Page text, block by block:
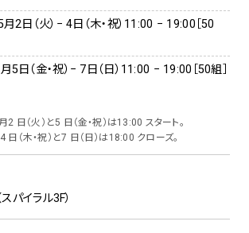
2日（火）− 4日（木・祝）11:00 − 19:00［50
5日（金・祝）− 7日（日）11:00 − 19:00［50組］
日（火）と5 日（金・祝）は13:00 スタート。
（木・祝）と7 日（日）は18:00 クローズ。
パイラル3F）